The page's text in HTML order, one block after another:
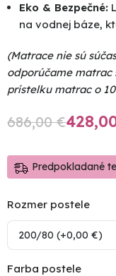
Eko & Bezpečné:
na vodnej báze,
(Matrace nie sú
odporúčame matrac
prístelku matrac o
686,00€
Predpokladané
Rozmer postele
Farba postele